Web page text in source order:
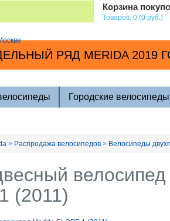
РЯД MERIDA 2019
Корзина
Товаров: 0 (0 руб.)
Городские велосипеды
» Распродажа велосипедов » Велосипеды
(2011)